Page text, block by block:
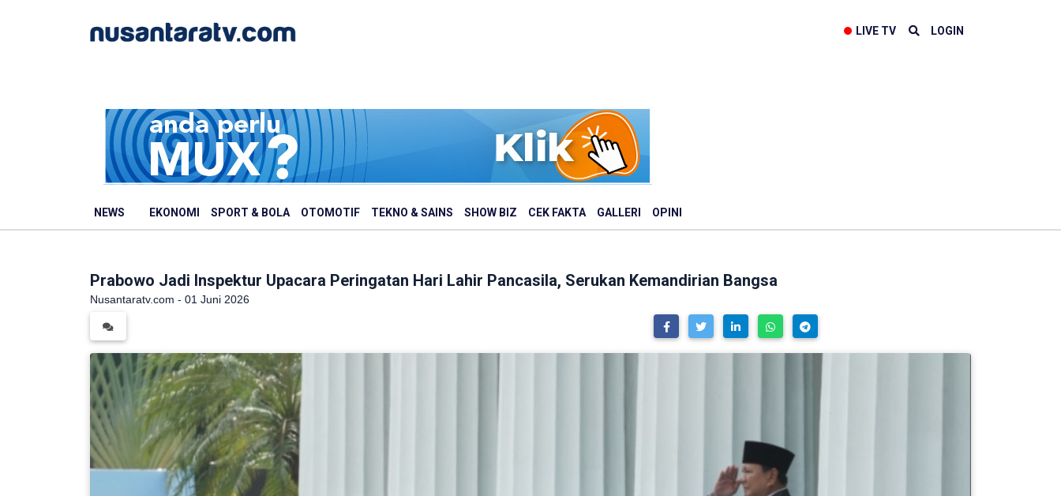
LIVE TV LOGIN
NEWS EKONOMI SPORT & BOLA OTOMOTIF TEKNO & SAINS SHOW BIZ CEK FAKTA GALLERI OPINI
Prabowo Jadi Inspektur Upacara Peringatan Hari Lahir Pancasila, Serukan Kemandirian Bangsa
Nusantaratv.com - 01 Juni 2026